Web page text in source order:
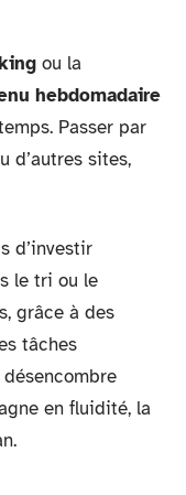
ou la
hebdomadaire
Passer par
d’autres sites,
d’investir
le tri ou le
grâce à des
tâches
en fluidité, la